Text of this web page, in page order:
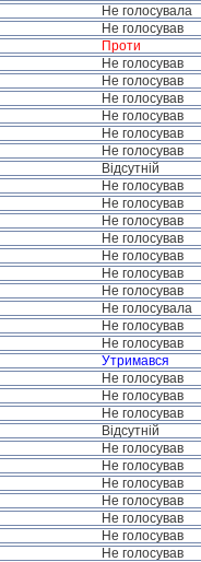
Не голосувала
Не голосував
Проти
Не голосував
Не голосував
Не голосував
Не голосував
Не голосував
Не голосував
Відсутній
Не голосував
Не голосував
Не голосував
Не голосував
Не голосував
Не голосував
Не голосував
Не голосувала
Не голосував
Не голосував
Утримався
Не голосував
Не голосував
Не голосував
Відсутній
Не голосував
Не голосував
Не голосував
Не голосував
Не голосував
Не голосував
Не голосував